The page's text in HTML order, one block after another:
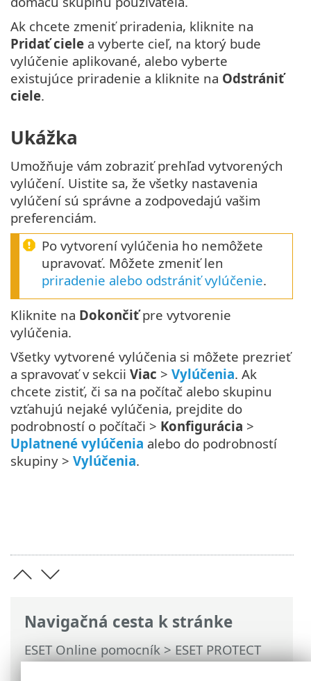
Navigačná cesta k stránke
ESET Online pomocník>ESET PROTECT
On-Prem>Používanie ESET PROTECT On-
Ak chcete zmeniť priradenia, kliknite na
Pridať ciele a vyberte cieľ, na ktorý bude
vylúčenie aplikované, alebo vyberte
existujúce priradenie a kliknite na Odstrániť
ciele.
Ukážka
Umožňuje vám zobraziť prehľad vytvorených
vylúčení. Uistite sa, že všetky nastavenia
vylúčení sú správne a zodpovedajú vašim
preferenciám.
Po vytvorení vylúčenia ho nemôžete
upravovať. Môžete zmeniť len
priradenie alebo odstrániť vylúčenie.
Kliknite na Dokončiťpre vytvorenie
vylúčenia.
Všetky vytvorené vylúčenia si môžete prezrieť
a spravovať v sekcii Viac > Vylúčenia. Ak
chcete zistiť, či sa na počítač alebo skupinu
vzťahujú nejaké vylúčenia, prejdite do
podrobností o počítači > Konfigurácia >
Uplatnené vylúčenia alebo do podrobností
skupiny > Vylúčenia.